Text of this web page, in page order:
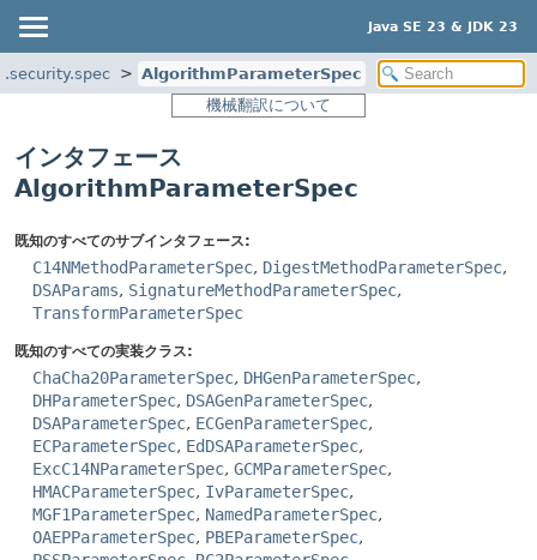
Java SE 23 & JDK 23
AlgorithmParameterSpec
機械翻訳について
インタフェース
AlgorithmParameterSpec
既知のすべてのサブインタフェース:
C14NMethodParameterSpec, DigestMethodParameterSpec,
DSAParams, SignatureMethodParameterSpec,
TransformParameterSpec
既知のすべての実装クラス:
ChaCha20ParameterSpec, DHGenParameterSpec,
DHParameterSpec, DSAGenParameterSpec,
DSAParameterSpec, ECGenParameterSpec,
ECParameterSpec, EdDSAParameterSpec,
ExcC14NParameterSpec, GCMParameterSpec,
HMACParameterSpec, IvParameterSpec,
MGF1ParameterSpec, NamedParameterSpec,
OAEPParameterSpec, PBEParameterSpec,